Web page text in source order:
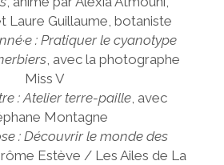
Laure Guillaume, botaniste
: Pratiquer le cyanotype
, avec la photographe
Miss V
: Atelier terre-paille, avec
Montagne
: Découvrir le monde des
Estève / Les Ailes de La